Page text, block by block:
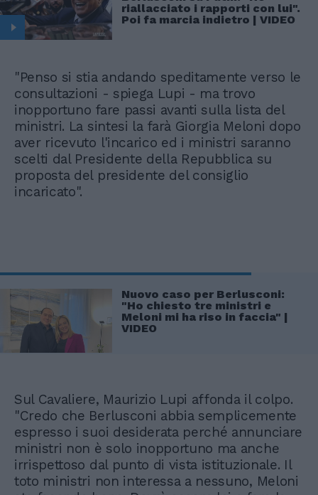
riallacciato i rapporti con lui".
Poi fa marcia indietro | VIDEO
"Penso si stia andando speditamente verso le
consultazioni - spiega Lupi - ma trovo
inopportuno fare passi avanti sulla lista del
ministri. La sintesi la farà Giorgia Meloni dopo
aver ricevuto l'incarico ed i ministri saranno
scelti dal Presidente della Repubblica su
proposta del presidente del consiglio
incaricato".
Nuovo caso per Berlusconi:
"Ho chiesto tre ministri e
Meloni mi ha riso in faccia" |
VIDEO
Sul Cavaliere, Maurizio Lupi affonda il colpo.
"Credo che Berlusconi abbia semplicemente
espresso i suoi desiderata perché annunciare
ministri non è solo inopportuno ma anche
irrispettoso dal punto di vista istituzionale. Il
toto ministri non interessa a nessuno, Meloni